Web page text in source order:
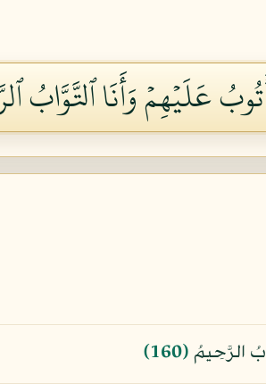
عَلَيۡهِمۡ وَأَنَا ٱلتَّوَّابُ
الرَّحِيمُ ﴿160﴾